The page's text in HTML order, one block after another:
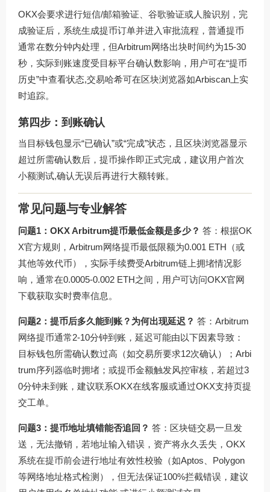
OKX会要求进行短信/邮箱验证、谷歌验证或人脸识别，完
成验证后，系统生成提币订单并进入审批流程，普通提币
通常在数分钟内处理，但Arbitrum网络出块时间约为15-30
秒，实际到账速度受目标平台确认数影响，用户可在“提币
历史”中查看状态,交易哈希可在区块浏览器如Arbiscan上实
时追踪。
第四步：到账确认
当目标钱包显示“已确认”或“完成”状态，且区块浏览器显示
超过所需确认数后，提币操作即正式完成，建议用户首次
小额测试,确认无误后再进行大额转账。
常见问题与专业解答
问题1：OKX Arbitrum提币最低金额是多少？ 答：根据OK
X官方规则，Arbitrum网络提币最低限额为0.001 ETH（或
其他等效代币），实际手续费受Arbitrum链上拥堵情况影
响，通常在0.0005-0.002 ETH之间，用户可访问OKX官网
下载获取实时费率信息。
问题2：提币后多久能到账？为何出现延迟？ 答：Arbitrum
网络提币通常2-10分钟到账，延迟可能由以下因素导致：
目标钱包所需确认数过高（如交易所要求12次确认）；Arbi
trum序列器临时拥堵；或提币金额触发风控审核，若超过3
0分钟未到账，建议联系OKX在线客服或通过OKX支持页提
交工单。
问题3：提币地址填错能否追回？ 答：区块链交易一旦发
送，无法撤销，若地址输入错误，资产将永久丢失，OKX
系统在提币前会进行地址有效性校验（如Aptos、Polygon
等网络地址格式检测），但无法保证100%拦截错误，建议